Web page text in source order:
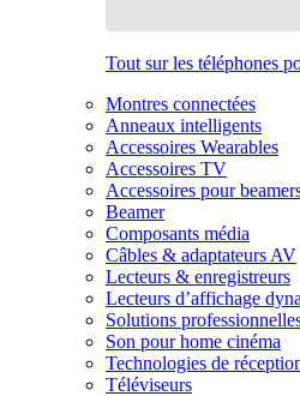
Tout sur les téléphones
Montres connectées
Anneaux intelligents
Accessoires Wearables
Accessoires TV
Accessoires pour
Beamer
Composants média
Câbles & adaptateurs AV
Lecteurs & enregistreurs
Lecteurs d’affichage
Solutions
Son pour home cinéma
Technologies de
Téléviseurs